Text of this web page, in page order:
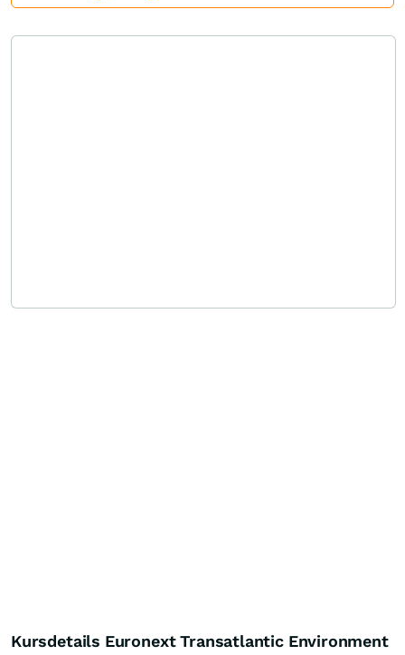
Kursdetails Euronext Transatlantic Environment